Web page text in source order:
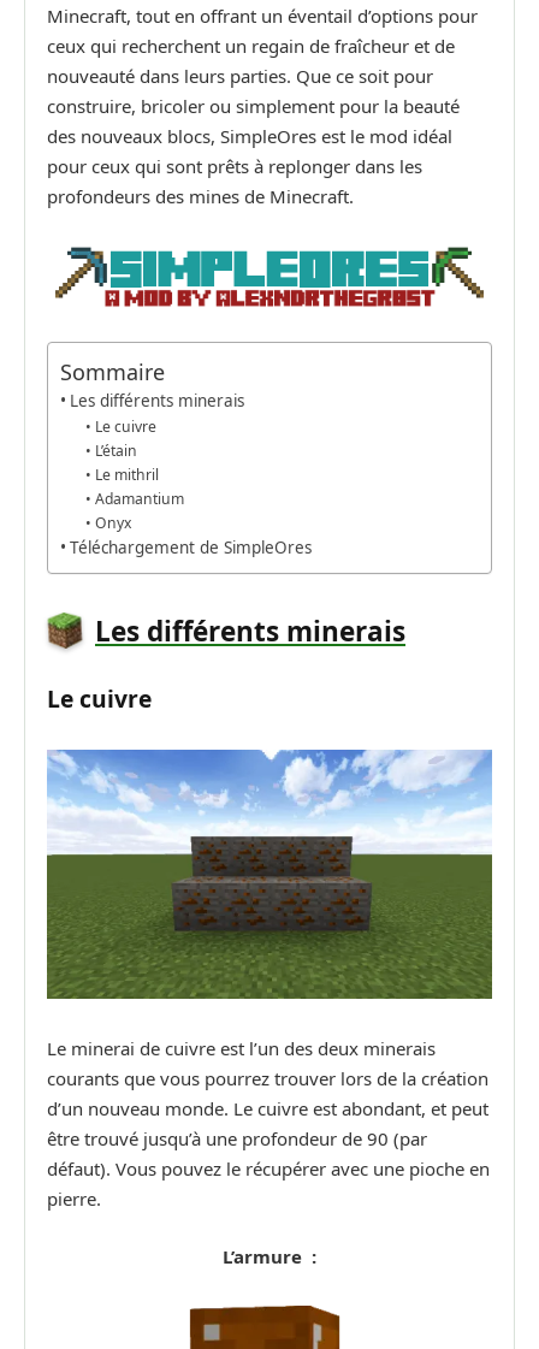
Minecraft, tout en offrant un éventail d’options pour
ceux qui recherchent un regain de fraîcheur et de
nouveauté dans leurs parties. Que ce soit pour
construire, bricoler ou simplement pour la beauté
des nouveaux blocs, SimpleOres est le mod idéal
pour ceux qui sont prêts à replonger dans les
profondeurs des mines de Minecraft.
Sommaire
Les différents minerais
Le cuivre
L’étain
Le mithril
Adamantium
Onyx
Téléchargement de SimpleOres
Les différents minerais
Le cuivre
Le minerai de cuivre est l’un des deux minerais
courants que vous pourrez trouver lors de la création
d’un nouveau monde. Le cuivre est abondant, et peut
être trouvé jusqu’à une profondeur de 90 (par
défaut). Vous pouvez le récupérer avec une pioche en
pierre.
L’armure :